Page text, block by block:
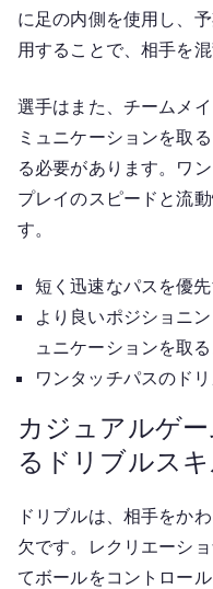
に足の内側を使用し、
用することで、相手を
選手はまた、チームメ
ミュニケーションを取
る必要があります。ワ
プレイのスピードと流
す。
短く迅速なパスを優先
より良いポジショニ
ュニケーションを取る
ワンタッチパスのド
カジュアルゲ
るドリブルス
ドリブルは、相手をか
欠です。レクリエーシ
てボールをコントロー